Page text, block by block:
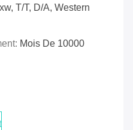
T/T, D/A, Western
Mois De 10000